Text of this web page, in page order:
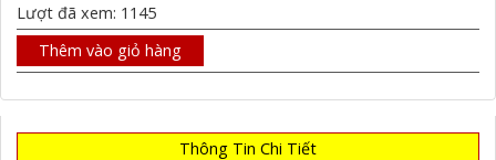
Lượt đã xem: 1145
Thêm vào giỏ hàng
Thông Tin Chi Tiết